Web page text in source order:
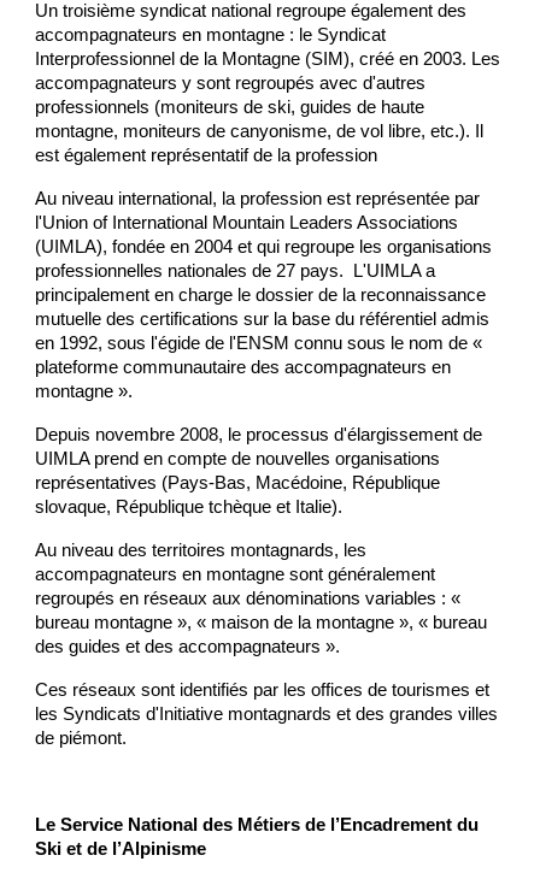
Un troisième syndicat national regroupe également des
accompagnateurs en montagne : le Syndicat
Interprofessionnel de la Montagne (SIM), créé en 2003. Les
accompagnateurs y sont regroupés avec d'autres
professionnels (moniteurs de ski, guides de haute
montagne, moniteurs de canyonisme, de vol libre, etc.). Il
est également représentatif de la profession
Au niveau international, la profession est représentée par
l'Union of International Mountain Leaders Associations
(UIMLA), fondée en 2004 et qui regroupe les organisations
professionnelles nationales de 27 pays. L'UIMLA a
principalement en charge le dossier de la reconnaissance
mutuelle des certifications sur la base du référentiel admis
en 1992, sous l'égide de l'ENSM connu sous le nom de «
plateforme communautaire des accompagnateurs en
montagne ».
Depuis novembre 2008, le processus d'élargissement de
UIMLA prend en compte de nouvelles organisations
représentatives (Pays-Bas, Macédoine, République
slovaque, République tchèque et Italie).
Au niveau des territoires montagnards, les
accompagnateurs en montagne sont généralement
regroupés en réseaux aux dénominations variables : «
bureau montagne », « maison de la montagne », « bureau
des guides et des accompagnateurs ».
Ces réseaux sont identifiés par les offices de tourismes et
les Syndicats d'Initiative montagnards et des grandes villes
de piémont.
Le Service National des Métiers de l’Encadrement du
Ski et de l’Alpinisme